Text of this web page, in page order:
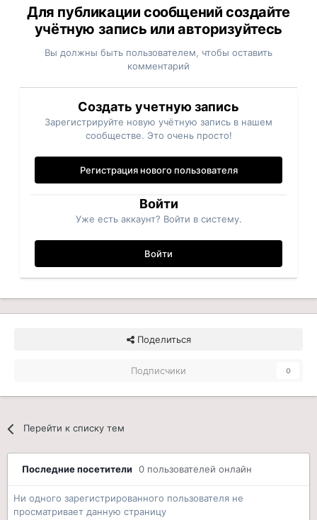
Для публикации сообщений создайте
учётную запись или авторизуйтесь
Вы должны быть пользователем, чтобы оставить
комментарий
Создать учетную запись
Зарегистрируйте новую учётную запись в нашем
сообществе. Это очень просто!
Регистрация нового пользователя
Войти
Уже есть аккаунт? Войти в систему.
Войти
Поделиться
Подписчики 0
Перейти к списку тем
Последние посетители 0 пользователей онлайн
Ни одного зарегистрированного пользователя не
просматривает данную страницу